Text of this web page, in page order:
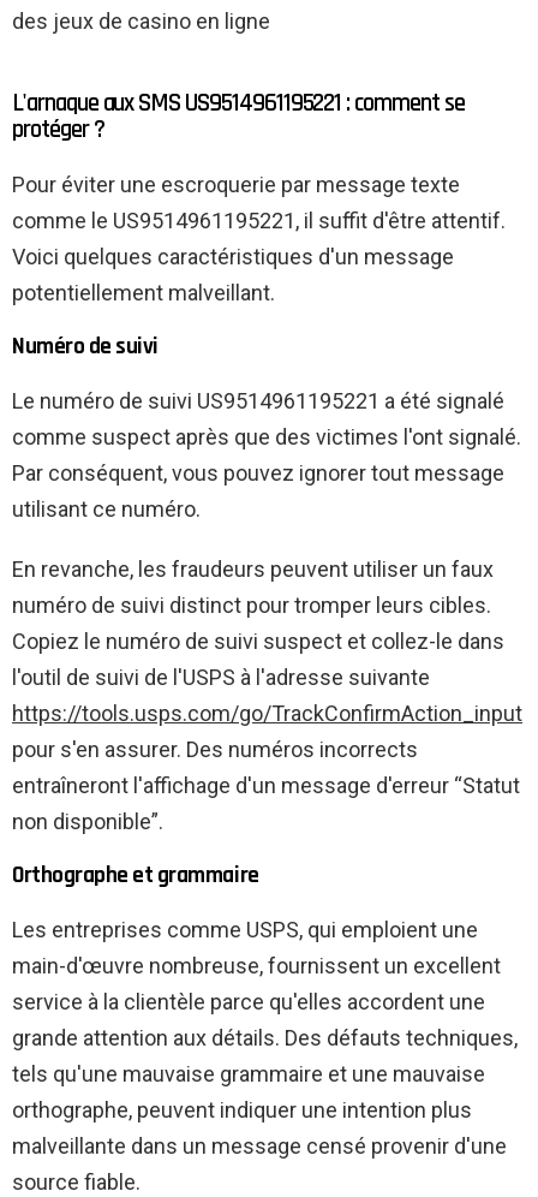
des jeux de casino en ligne
L'arnaque aux SMS US9514961195221 : comment se
protéger ?
Pour éviter une escroquerie par message texte
comme le US9514961195221, il suffit d'être attentif.
Voici quelques caractéristiques d'un message
potentiellement malveillant.
Numéro de suivi
Le numéro de suivi US9514961195221 a été signalé
comme suspect après que des victimes l'ont signalé.
Par conséquent, vous pouvez ignorer tout message
utilisant ce numéro.
En revanche, les fraudeurs peuvent utiliser un faux
numéro de suivi distinct pour tromper leurs cibles.
Copiez le numéro de suivi suspect et collez-le dans
l'outil de suivi de l'USPS à l'adresse suivante
https://tools.usps.com/go/TrackConfirmAction_input
pour s'en assurer. Des numéros incorrects
entraîneront l'affichage d'un message d'erreur “Statut
non disponible”.
Orthographe et grammaire
Les entreprises comme USPS, qui emploient une
main-d'œuvre nombreuse, fournissent un excellent
service à la clientèle parce qu'elles accordent une
grande attention aux détails. Des défauts techniques,
tels qu'une mauvaise grammaire et une mauvaise
orthographe, peuvent indiquer une intention plus
malveillante dans un message censé provenir d'une
source fiable.